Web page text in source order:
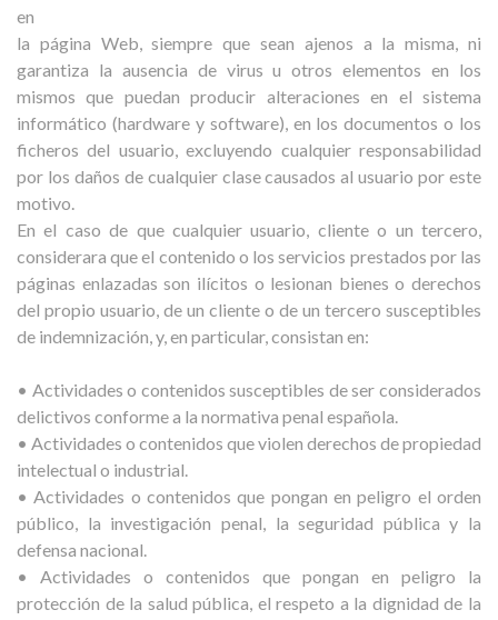
en
la página Web, siempre que sean ajenos a la misma, ni
garantiza la ausencia de virus u otros elementos en los
mismos que puedan producir alteraciones en el sistema
informático (hardware y software), en los documentos o los
ficheros del usuario, excluyendo cualquier responsabilidad
por los daños de cualquier clase causados al usuario por este
motivo.
En el caso de que cualquier usuario, cliente o un tercero,
considerara que el contenido o los servicios prestados por las
páginas enlazadas son ilícitos o lesionan bienes o derechos
del propio usuario, de un cliente o de un tercero susceptibles
de indemnización, y, en particular, consistan en:
• Actividades o contenidos susceptibles de ser considerados
delictivos conforme a la normativa penal española.
• Actividades o contenidos que violen derechos de propiedad
intelectual o industrial.
• Actividades o contenidos que pongan en peligro el orden
público, la investigación penal, la seguridad pública y la
defensa nacional.
• Actividades o contenidos que pongan en peligro la
protección de la salud pública, el respeto a la dignidad de la